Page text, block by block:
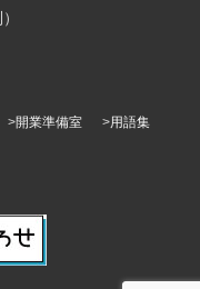
開業準備室 用語集